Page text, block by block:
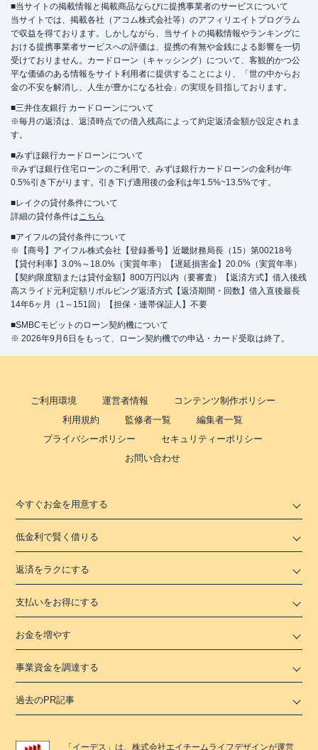
■当サイトの掲載情報と掲載商品ならびに提携事業者のサービスについて
当サイトでは、掲載各社（アコム株式会社等）のアフィリエイトプログラム
で収益を得ております。しかしながら、当サイトの掲載情報やランキングに
おける提携事業者サービスへの評価は、提携の有無や金銭による影響を一切
受けておりません。カードローン（キャッシング）について、客観的かつ公
平な価値のある情報をサイト利用者に提供することにより、「世の中からお
金の不安を解消し、人生が豊かになる社会」の実現を目指しております。
■三井住友銀行 カードローンについて
※毎月の返済は、返済時点での借入残高によって約定返済金額が設定されま
す。
■みずほ銀行カードローンについて
※みずほ銀行住宅ローンのご利用で、みずほ銀行カードローンの金利が年
0.5%引き下がります。引き下げ適用後の金利は年1.5%~13.5%です。
■レイクの貸付条件について
詳細の貸付条件はこちら
■アイフルの貸付条件について
※【商号】アイフル株式会社【登録番号】近畿財務局長（15）第00218号
【貸付利率】3.0%～18.0%（実質年率）【遅延損害金】20.0%（実質年率）
【契約限度額または貸付金額】800万円以内（要審査）【返済方式】借入後残
高スライド元利定額リボルビング返済方式【返済期間・回数】借入直後最長
14年6ヶ月（1～151回）【担保・連帯保証人】不要
■SMBCモビットのローン契約機について
※ 2026年9月6日をもって、ローン契約機での申込・カード受取は終了。
ご利用環境 運営者情報
コンテンツ制作ポリシー
利用規約
監修者一覧
編集者一覧
プライバシーポリシー
セキュリティーポリシー
お問い合わせ
今すぐお金を用意する
低金利で賢く借りる
返済をラクにする
支払いをお得にする
お金を増やす
事業資金を調達する
過去のPR記事
「 イーデス 」は、株式会社エイチームライフデザインが運営